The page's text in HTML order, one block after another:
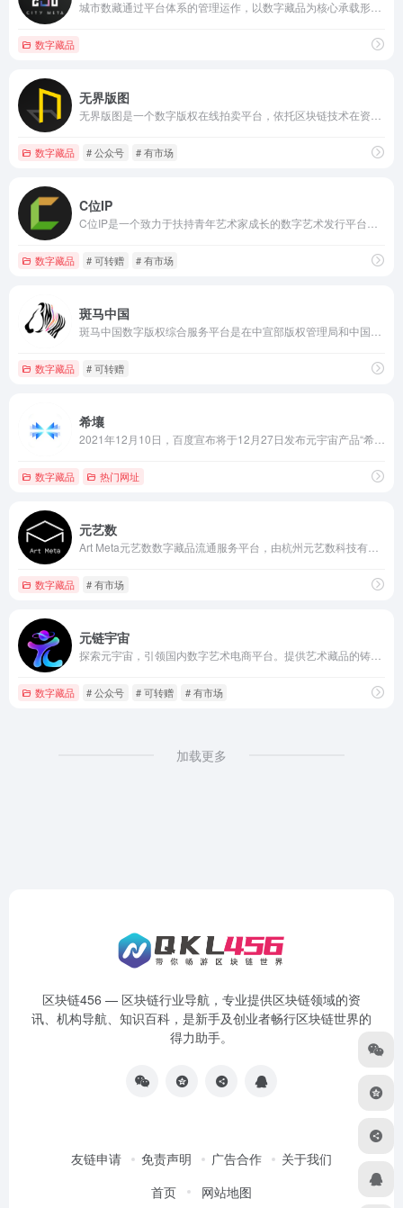
数字藏品
⽆界版图
数字藏品 # 公众号 # 有市场
C位IP
数字藏品 # 可转赠 # 有市场
斑马中国
数字藏品 # 可转赠
希壤
数字藏品 热门网址
元艺数
数字藏品 # 有市场
元链宇宙
数字藏品 # 公众号 # 可转赠 # 有市场
加载更多
区块链456 — 区块链行业导航，专业提供区块链领域的资
讯、机构导航、知识百科，是新手及创业者畅行区块链世界的
得力助手。
友链申请 免责声明 广告合作
关于我们
首页
网站地图